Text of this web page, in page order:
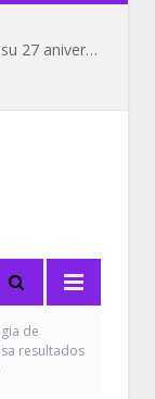
Barack y Michelle Obama celebran hoy su 27 aniversario de bodas
de
resultados